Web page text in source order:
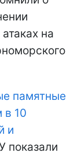
на
памятные
в 10
и
показали